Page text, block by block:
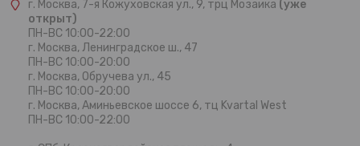
г. Москва, 7-я Кожуховская ул., 9, трц Мозаика (уже
открыт)
ПН-ВС 10:00-22:00
г. Москва, Ленинградское ш., 47
ПН-ВС 10:00-20:00
г. Москва, Обручева ул., 45
ПН-ВС 10:00-20:00
г. Москва, Аминьевское шоссе 6, тц Kvartal West
ПН-ВС 10:00-22:00